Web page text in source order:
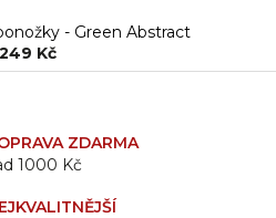
- Green Abstract
249 Kč
ZDARMA
1000 Kč